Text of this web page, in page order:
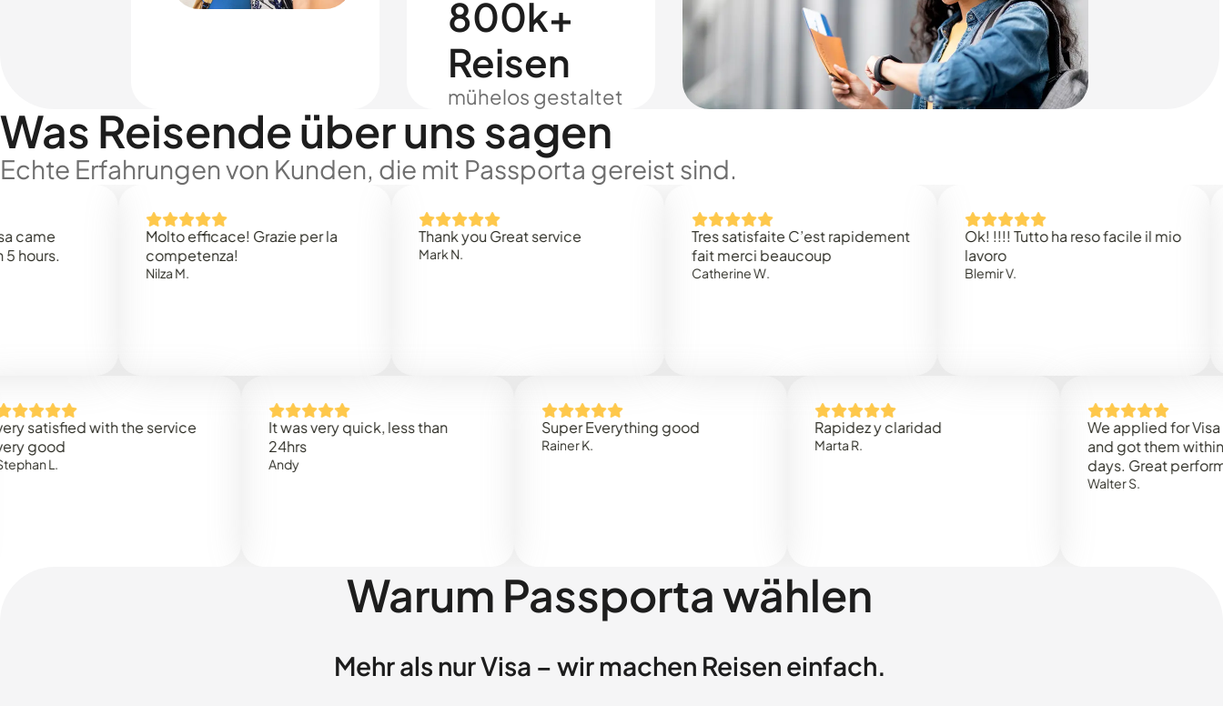
800k+
Reisen
mühelos gestaltet
Was Reisende über uns sagen
Echte Erfahrungen von Kunden, die mit Passporta gereist sind.
Molto efficace! Grazie per la
competenza!
Thank you Great service
Tres satisfaite C’est rapidement
fait merci beaucoup
Catherine W.
Ok! !!!! Tutto ha reso facile il mio
Blemir V.
with the service
It was very quick, less than
Super Everything good
Rainer K.
Rapidez y claridad
We applied for Visa to
and got them within 3
days. Great performance!
Walter S.
Warum Passporta wählen
Mehr als nur Visa – wir machen Reisen einfach.